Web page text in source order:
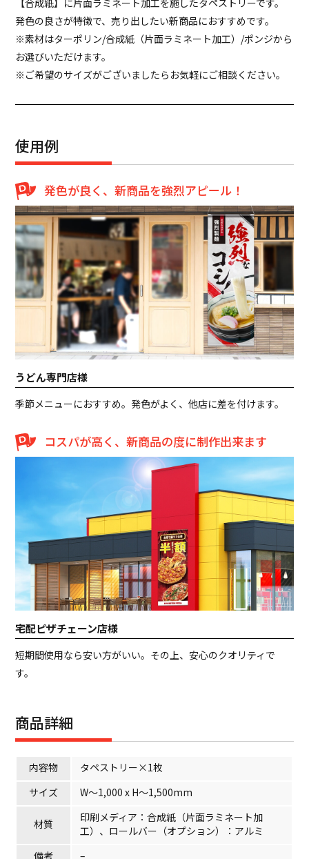
発色の良さが特徴で、売り出したい新商品におすすめです。
※素材はターポリン/合成紙（片面ラミネート加工）/ポンジから
お選びいただけます。
※ご希望のサイズがございましたらお気軽にご相談ください。
使用例
発色が良く、新商品を強烈アピール！
うどん専門店様
季節メニューにおすすめ。発色がよく、他店に差を付けます。
コスパが高く、新商品の度に制作出来ます
宅配ピザチェーン店様
短期間使用なら安い方がいい。その上、安心のクオリティで
す。
商品詳細
内容物
タペストリー×1枚
サイズ
W～1,000 x H～1,500mm
材質
印刷メディア：合成紙（片面ラミネート加
工）、ロールバー（オプション）：アルミ
備考
–